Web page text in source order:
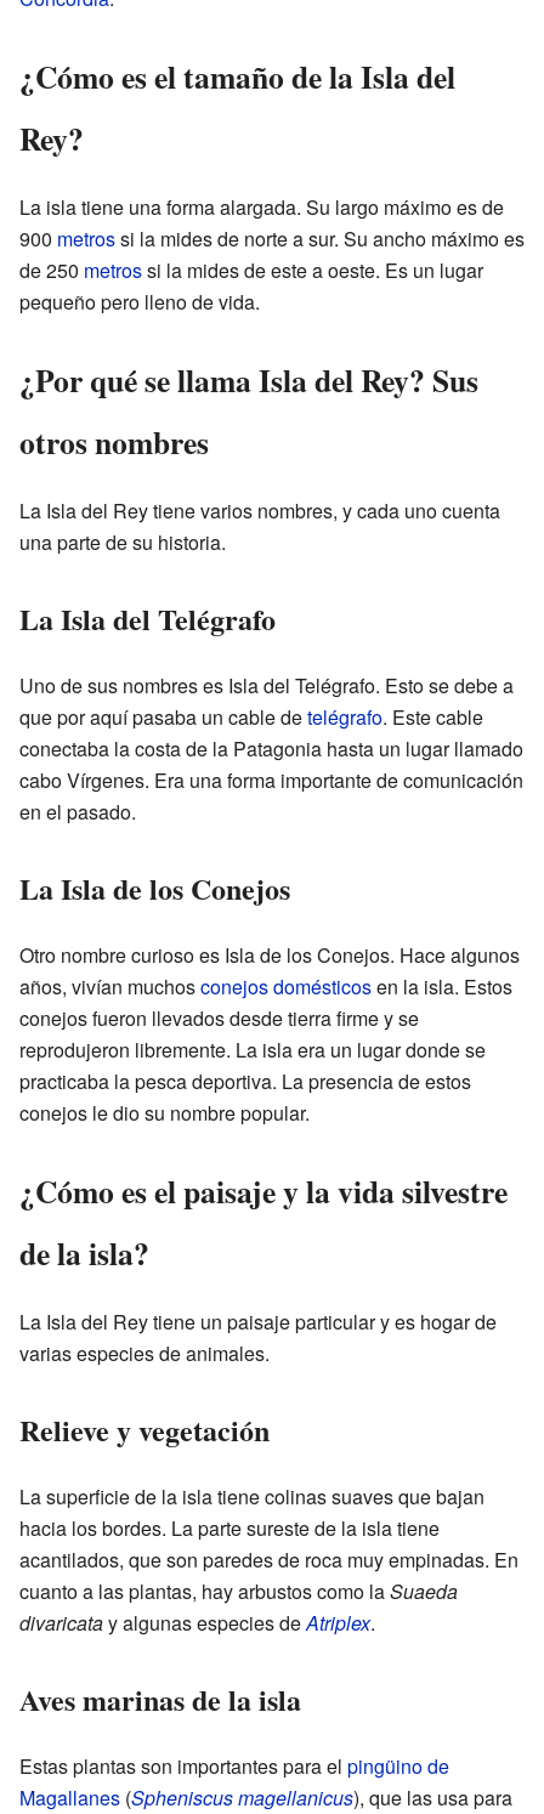
¿Cómo es el tamaño de la Isla del
Rey?
La isla tiene una forma alargada. Su largo máximo es de
900 metrossi la mides de norte a sur. Su ancho máximo es
de 250 metrossi la mides de este a oeste. Es un lugar
pequeño pero lleno de vida.
¿Por qué se llama Isla del Rey? Sus
otros nombres
La Isla del Rey tiene varios nombres, y cada uno cuenta
una parte de su historia.
La Isla del Telégrafo
Uno de sus nombres es Isla del Telégrafo. Esto se debe a
que por aquí pasaba un cable detelégrafo. Este cable
conectaba la costa de la Patagonia hasta un lugar llamado
cabo Vírgenes. Era una forma importante de comunicación
en el pasado.
La Isla de los Conejos
Otro nombre curioso es Isla de los Conejos. Hace algunos
años, vivían muchosconejos domésticosen la isla. Estos
conejos fueron llevados desde tierra firme y se
reprodujeron libremente. La isla era un lugar donde se
practicaba la pesca deportiva. La presencia de estos
conejos le dio su nombre popular.
¿Cómo es el paisaje y la vida silvestre
de la isla?
La Isla del Rey tiene un paisaje particular y es hogar de
varias especies de animales.
Relieve y vegetación
La superficie de la isla tiene colinas suaves que bajan
hacia los bordes. La parte sureste de la isla tiene
acantilados, que son paredes de roca muy empinadas. En
cuanto a las plantas, hay arbustos como laSuaeda
divaricatay algunas especies deAtriplex.
Aves marinas de la isla
Estas plantas son importantes para el pingüino de
Magallanes (Spheniscus magellanicus), que las usa para